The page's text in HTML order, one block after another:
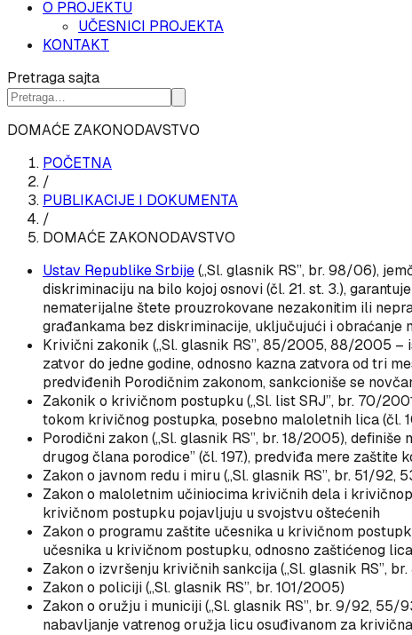
O PROJEKTU
UČESNICI PROJEKTA
KONTAKT
Pretraga sajta
DOMAĆE ZAKONODAVSTVO
POČETNA
/
PUBLIKACIJE I DOKUMENTA
/
DOMAĆE ZAKONODAVSTVO
Ustav Republike Srbije(„Sl. glasnik RS”, br. 98/06),
diskriminaciju na bilo kojoj osnovi (čl. 21. st. 3.),
nematerijalne štete prouzrokovane nezakonitim ili
građankama bez diskriminacije, uključujući i obraćanje
Krivični zakonik („Sl. glasnik RS”, 85/2005, 88/2005 –
zatvor do jedne godine, odnosno kazna zatvora od tri
predviđenih Porodičnim zakonom, sankcioniše se
Zakonik o krivičnom postupku(„Sl. list SRJ”, br. 70/
tokom krivičnog postupka, posebno maloletnih lica (čl.
Porodični zakon(„Sl. glasnik RS”, br. 18/2005),
drugog člana porodice” (čl. 197.), predviđa mere
Zakon o javnom redu i miru(„Sl. glasnik RS”, br. 51/
Zakon o maloletnim učiniocima krivičnih dela i
krivičnom postupku pojavljuju u svojstvu oštećenih
Zakon o programu zaštite učesnika u krivičnom
učesnika u krivičnom postupku, odnosno zaštićenog lica
Zakon o izvršenju krivičnih sankcija(„Sl. glasnik RS”,
Zakon o policiji(„Sl. glasnik RS”, br. 101/2005)
Zakon o oružju i municiji(„Sl. glasnik RS”, br. 9/92,
nabavljanje vatrenog oružja licu osuđivanom za